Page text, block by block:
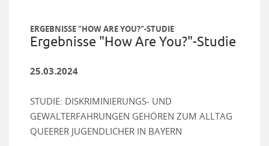
ERGEBNISSE "HOW ARE YOU?"-STUDIE
Ergebnisse "How Are You?"-Studie
25.03.2024
STUDIE: DISKRIMINIERUNGS- UND
GEWALTERFAHRUNGEN GEHÖREN ZUM ALLTAG
QUEERER JUGENDLICHER IN BAYERN